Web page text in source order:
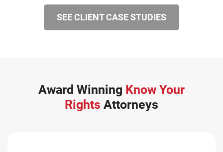
SEE CLIENT CASE STUDIES
Award Winning Know Your
Rights Attorneys